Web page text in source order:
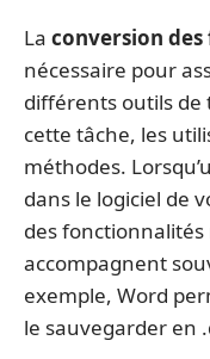
La conversion
nécessaire pour
différents outils de
cette tâche, les
méthodes.
dans le logiciel de
des
accompagnent
exemple, Word
le sauvegarder en